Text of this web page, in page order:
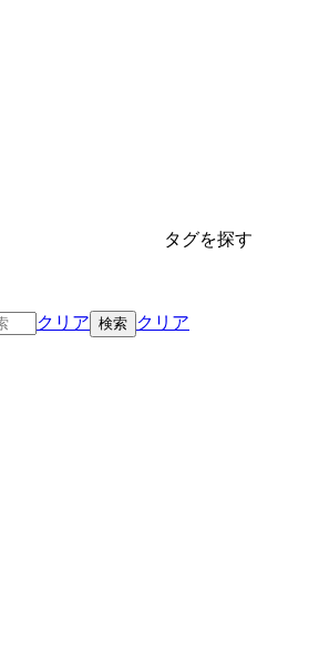
タグを探す
クリア クリア